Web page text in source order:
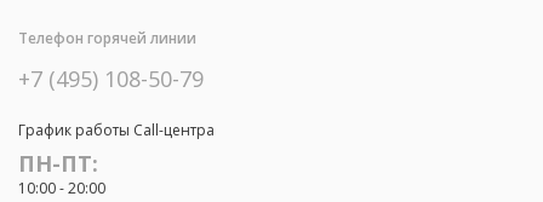
Телефон горячей линии
+7 (495) 108-50-79
График работы Call-центра
ПН-ПТ:
10:00 - 20:00